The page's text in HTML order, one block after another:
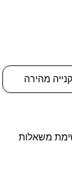
קנייה מהירה
משאלות